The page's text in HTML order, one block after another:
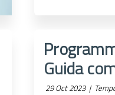
Guida
29 Oct 2023 |